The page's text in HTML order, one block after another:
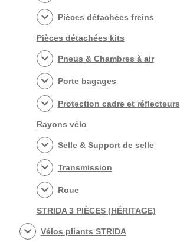
Pièces détachées freins
Pièces détachées kits
Pneus & Chambres à air
Porte bagages
Protection cadre et réflecteurs
Rayons vélo
Selle & Support de selle
Transmission
Roue
STRIDA 3 PIÈCES (HÉRITAGE)
Vélos pliants STRIDA